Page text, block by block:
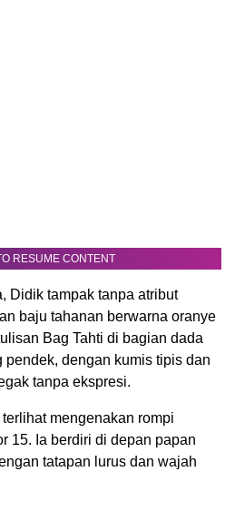
RESUME CONTENT
Didik tampak tanpa atribut
baju tahanan berwarna oranye
Bag Tahti di bagian dada
pendek, dengan kumis tipis dan
tanpa ekspresi.
mengenakan rompi
15. Ia berdiri di depan papan
tatapan lurus dan wajah